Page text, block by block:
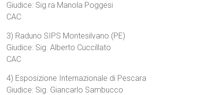
Giudice: Sig.ra Manola Poggesi
CAC
3) Raduno SIPS Montesilvano (PE)
Giudice: Sig. Alberto Cuccillato
CAC
4) Esposizione Internazionale di Pescara
Giudice: Sig. Giancarlo Sambucco